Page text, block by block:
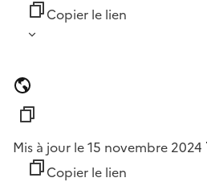
Copier le lien
Mis à jour le 15 novembre 2024
Copier le lien